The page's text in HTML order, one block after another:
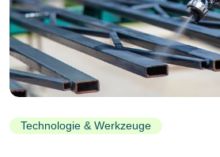
Technologie & Werkzeuge